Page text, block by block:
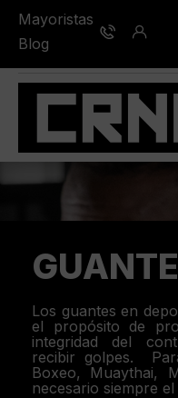
Mayoristas
Blog
Los guantes en
el propósito de
integridad del
recibir golpes.
Boxeo, Muaythai,
necesario siempre